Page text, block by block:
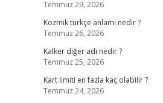
Temmuz 29, 2026
Kozmik türkçe anlamı nedir ?
Temmuz 26, 2026
Kalker diğer adı nedir ?
Temmuz 25, 2026
Kart limiti en fazla kaç olabilir ?
Temmuz 24, 2026